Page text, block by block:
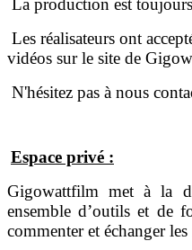
La production est
Les réalisateurs ont
vidéos sur le site de
N'hésitez pas à nous
Espace privé :
Gigowattfilm met à la
ensemble d’outils et de
commenter et échanger